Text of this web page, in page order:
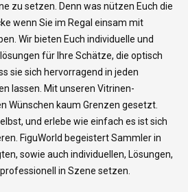
zu setzen. Denn was nützen Euch die
wenn Sie im Regal einsam mit
Wir bieten Euch individuelle und
für Ihre Schätze, die optisch
sie sich hervorragend in jeden
lassen. Mit unseren Vitrinen-
Wünschen kaum Grenzen gesetzt.
und erlebe wie einfach es ist sich
FiguWorld begeistert Sammler in
sowie auch individuellen, Lösungen,
in Szene setzen.